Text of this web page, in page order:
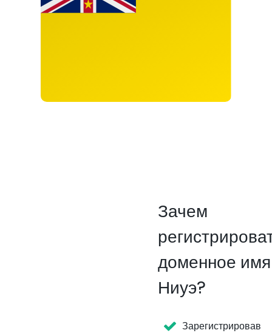
Зачем
доменное
Ниуэ?
Зарегистрировав